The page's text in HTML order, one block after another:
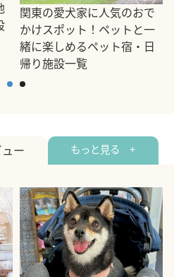
関東の愛犬家に人気のおで
かけスポット！ペットと一
緒に楽しめるペット宿・日
帰り施設一覧
ー もっと見る +